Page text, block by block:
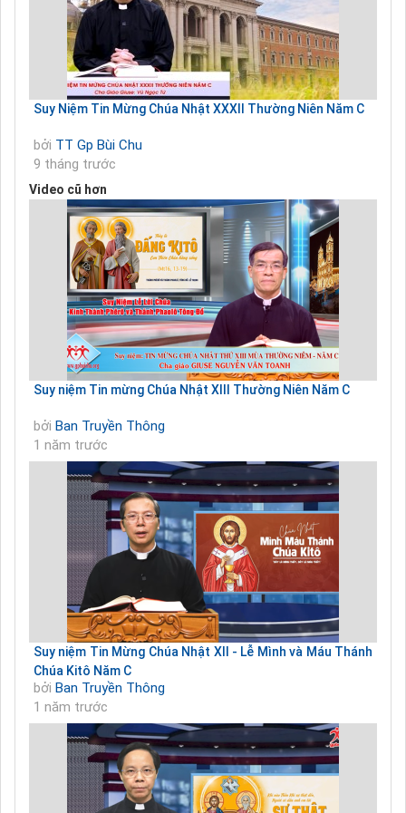
Suy Niệm Tin Mừng Chúa Nhật XXXII Thường Niên Năm C
bởi TT Gp Bùi Chu
9 tháng trước
Video cũ hơn
Suy niệm Tin mừng Chúa Nhật XIII Thường Niên Năm C
bởi Ban Truyền Thông
1 năm trước
Suy niệm Tin Mừng Chúa Nhật XII - Lễ Mình và Máu Thánh
Chúa Kitô Năm C
bởi Ban Truyền Thông
1 năm trước